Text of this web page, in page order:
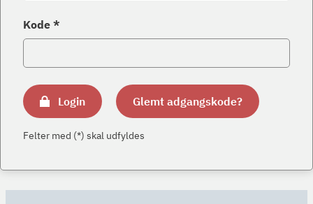
Kode *
Login Glemt adgangskode?
Felter med (*) skal udfyldes